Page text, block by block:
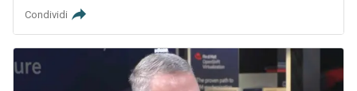
Condividi